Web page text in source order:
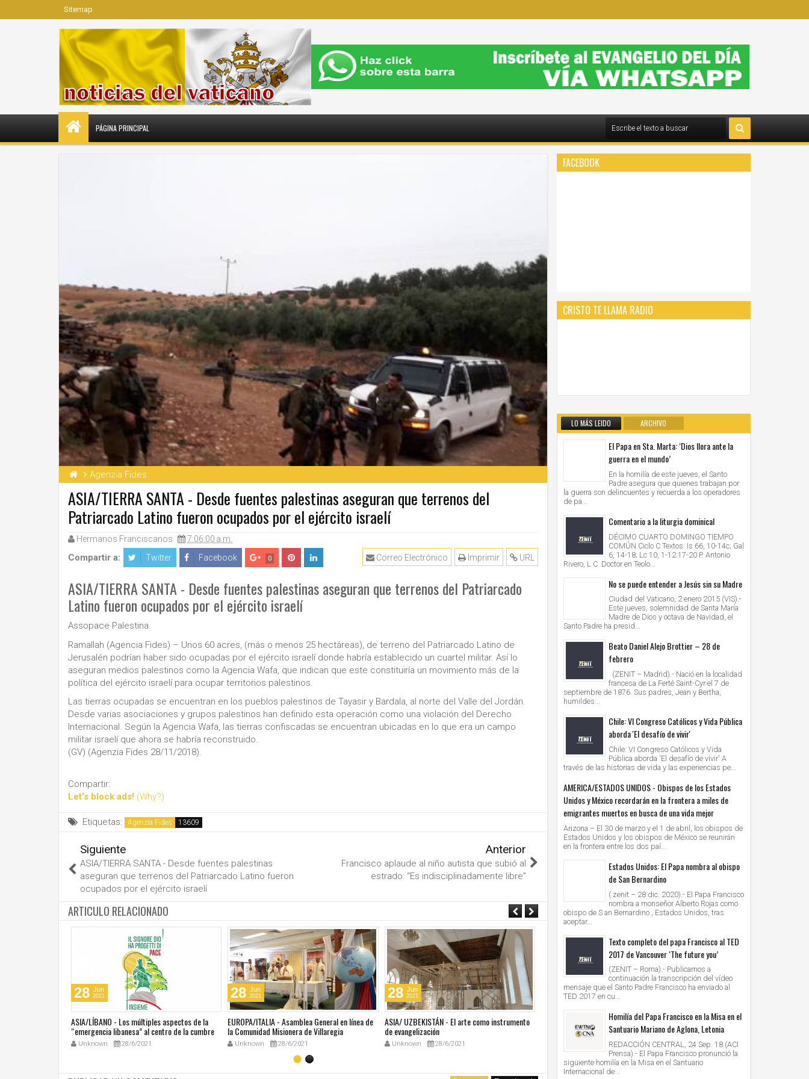
Sitemap
PÁGINA PRINCIPAL
Agenzia Fides
ASIA/TIERRA SANTA - Desde fuentes palestinas aseguran que terrenos del
Patriarcado Latino fueron ocupados por el ejército israelí
Hermanos Franciscanos 7:06:00 a.m.
Compartir a: Twitter Facebook 0 URL
Imprimir
Correo Electrónico
ASIA/TIERRA SANTA - Desde fuentes palestinas aseguran que terrenos del Patriarcado
Latino fueron ocupados por el ejército israelí
Assopace Palestina
Ramallah (Agencia Fides) – Unos 60 acres, (más o menos 25 hectáreas), de terreno del Patriarcado Latino de
Jerusalén podrían haber sido ocupadas por el ejército israelí donde habría establecido un cuartel militar. Así lo
aseguran medios palestinos como la Agencia Wafa, que indican que este constituiría un movimiento más de la
política del ejército israelí para ocupar territorios palestinos.
Las tierras ocupadas se encuentran en los pueblos palestinos de Tayasir y Bardala, al norte del Valle del Jordán.
Desde varias asociaciones y grupos palestinos han definido esta operación como una violación del Derecho
Internacional. Según la Agencia Wafa, las tierras confiscadas se encuentran ubicadas en lo que era un campo
militar israelí que ahora se habría reconstruido.
(GV) (Agenzia Fides 28/11/2018).
Compartir:
Let's block ads! (Why?)
Etiquetas: Agenzia Fides
Siguiente
ASIA/TIERRA SANTA - Desde fuentes palestinas
aseguran que terrenos del Patriarcado Latino fueron
ocupados por el ejército israelí
Anterior
Francisco aplaude al niño autista que subió al
estrado: “Es indisciplinadamente libre”
ARTICULO RELACIONADO
28 Jun
2021
ASIA/LÍBANO - Los múltiples aspectos de la
“emergencia libanesa” al centro de la cumbre
eclesial convocada por el Papa Francisco
Unknown 28/6/2021
28 Jun
2021
EUROPA/ITALIA - Asamblea General en línea de
la Comunidad Misionera de Villaregia
Unknown 28/6/2021
28 Jun
2021
ASIA/ UZBEKISTÁN - El arte como instrumento
de evangelización
Unknown 28/6/2021
Jun
2021
AMERICA/PERU' - Los obispos: "la Iglesia cree
en la democracia, defiende el sistema
democrático, apoya los resultados electorales"
28/6/2021
28 Jun
VATICANO - Oración mariana por
organizada por las Obras
Unknown
FACEBOOK
CRISTO TE LLAMA RADIO
LO MÁS LEIDO ARCHIVO
El Papa en Sta. Marta: ‘Dios llora ante la
guerra en el mundo’
En la homilía de este jueves, el Santo
Padre asegura que quienes trabajan por
la guerra son delincuentes y recuerda a los operadores
de pa...
Comentario a la liturgia dominical
DÉCIMO CUARTO DOMINGO TIEMPO
COMÚN Ciclo C Textos: Is 66, 10-14c; Gal
6, 14-18; Lc 10, 1-12.17-20 P. Antonio
Rivero, L.C. Doctor en Teolo...
No se puede entender a Jesús sin su Madre
Ciudad del Vaticano, 2 enero 2015 (VIS).-
Este jueves, solemnidad de Santa María
Madre de Dios y octava de Navidad, el
Santo Padre ha presid...
Beato Daniel Alejo Brottier – 28 de
febrero
(ZENIT – Madrid).- Nació en la localidad
francesa de La Ferté Saint-Cyr el 7 de
septiembre de 1876. Sus padres, Jean y Bertha,
humildes...
Chile: VI Congreso Católicos y Vida Pública
aborda 'El desafío de vivir'
Chile: VI Congreso Católicos y Vida
Pública aborda 'El desafío de vivir' A
través de las historias de vida y las experiencias pe...
AMERICA/ESTADOS UNIDOS - Obispos de los Estados
Unidos y México recordarán en la frontera a miles de
emigrantes muertos en busca de una vida mejor
Arizona – El 30 de marzo y el 1 de abril, los obispos de
Estados Unidos y los obispos de México se reunirán
en la frontera entre los dos paí...
Estados Unidos: El Papa nombra al obispo
de San Bernardino
( zenit – 28 dic. 2020).- El Papa Francisco
nombra a monseñor Alberto Rojas como
obispo de S an Bernardino , Estados Unidos, tras
aceptar...
Texto completo del papa Francisco al TED
2017 de Vancouver ‘The future you’
(ZENIT – Roma).- Publicamos a
continuación la transcripción del vídeo
mensaje que el Santo Padre Francisco ha enviado al
TED 2017 en cu...
Homilía del Papa Francisco en la Misa en el
Santuario Mariano de Aglona, Letonia
REDACCIÓN CENTRAL, 24 Sep. 18 (ACI
Prensa).- El Papa Francisco pronunció la
siguiente homilía en la Misa en el Santuario
Internacional de...